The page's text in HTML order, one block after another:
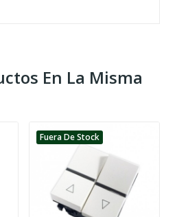
En La Misma
Fuera De Stock